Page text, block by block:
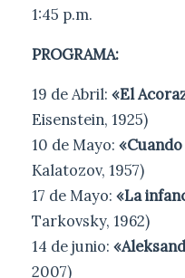
1:45 p.m.
PROGRAMA:
19 de Abril: «El
Eisenstein, 1925)
10 de Mayo:
Kalatozov, 1957)
17 de Mayo: «La
Tarkovsky, 1962)
14 de junio:
2007)